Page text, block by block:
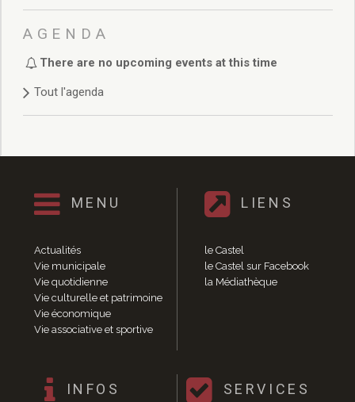
Délibérations 2022
Délibérations 2021
Délibérations 2020
Délibérations 2019
Délibérations 2018
Délibérations 2014
Délibérations 2013
Délibérations 2011
Délibérations 2010
Délibérations 2009
Délibérations 2008
Agenda réunions publiques
Marchés publics
Vie quotidienne
AGENDA
There are no upcoming events at this time
Tout l'agenda
MENU
Actualités
Vie municipale
Vie quotidienne
Vie culturelle et patrimoine
Vie économique
Vie associative et sportive
LIENS
le Castel
le Castel sur Facebook
la Médiathèque
INFOS SERVICES